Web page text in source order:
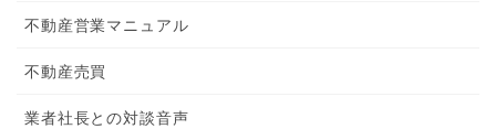
不動産営業マニュアル
不動産売買
業者社長との対談音声